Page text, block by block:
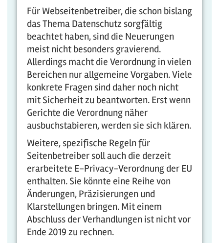
Für Webseitenbetreiber, die schon bislang
das Thema Datenschutz sorgfältig
beachtet haben, sind die Neuerungen
meist nicht besonders gravierend.
Allerdings macht die Verordnung in vielen
Bereichen nur allgemeine Vorgaben. Viele
konkrete Fragen sind daher noch nicht
mit Sicherheit zu beantworten. Erst wenn
Gerichte die Verordnung näher
ausbuchstabieren, werden sie sich klären.
Weitere, spezifische Regeln für
Seitenbetreiber soll auch die derzeit
erarbeitete E-Privacy-Verordnung der EU
enthalten. Sie könnte eine Reihe von
Änderungen, Präzisierungen und
Klarstellungen bringen. Mit einem
Abschluss der Verhandlungen ist nicht vor
Ende 2019 zu rechnen.